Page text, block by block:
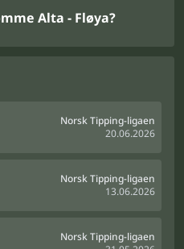
Alta - Fløya?
Norsk Tipping-ligaen
20.06.2026
Norsk Tipping-ligaen
13.06.2026
Norsk Tipping-ligaen